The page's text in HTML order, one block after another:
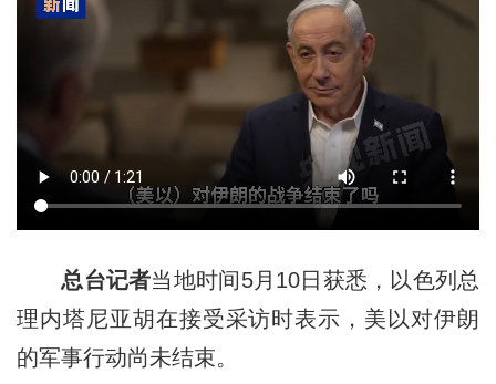
总台记者当地时间5月10日获悉，以色列总
理内塔尼亚胡在接受采访时表示，美以对伊朗
的军事行动尚未结束。